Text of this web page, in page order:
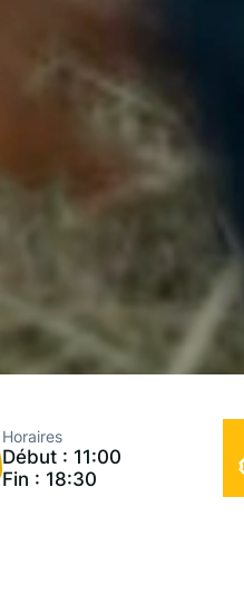
Horaires
Début : 11:00
Fin : 18:30